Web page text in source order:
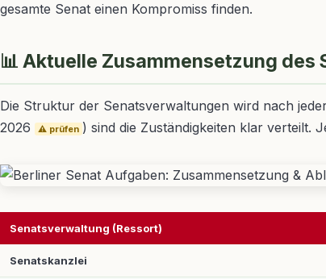
gesamte Senat einen Kompromiss finden.
📊 Aktuelle Zusammensetzung des
Die Struktur der Senatsverwaltungen wird nach
2026
⚠️ prüfen ) sind die Zuständigkeiten klar verteilt.
Senatsverwaltung (Ressort)
Senatskanzlei